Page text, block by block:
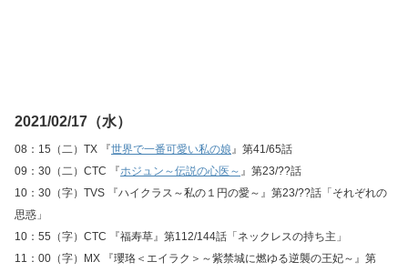
2021/02/17（水）
08：15（二）TX 『世界で一番可愛い私の娘』第41/65話
09：30（二）CTC 『ホジュン～伝説の心医～ 』第23/??話
10：30（字）TVS 『ハイクラス～私の１円の愛～』第23/??話「それぞれの
思惑」
10：55（字）CTC 『福寿草』第112/144話「ネックレスの持ち主」
11：00（字）MX 『瓔珞＜エイラク＞～紫禁城に燃ゆる逆襲の王妃～』第